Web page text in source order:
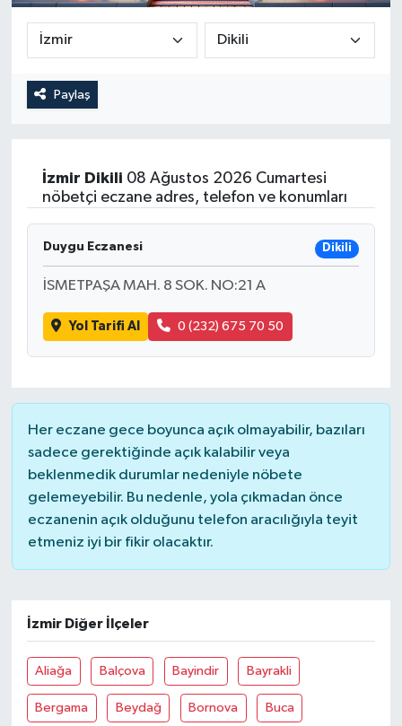
Paylaş
İzmir Dikili 08 Ağustos 2026 Cumartesi
nöbetçi eczane adres, telefon ve konumları
Duygu Eczanesi Dikili
İSMETPAŞA MAH. 8 SOK. NO:21 A
Yol Tarifi Al 0 (232) 675 70 50
Her eczane gece boyunca açık olmayabilir, bazıları
sadece gerektiğinde açık kalabilir veya
beklenmedik durumlar nedeniyle nöbete
gelemeyebilir. Bu nedenle, yola çıkmadan önce
eczanenin açık olduğunu telefon aracılığıyla teyit
etmeniz iyi bir fikir olacaktır.
İzmir Diğer İlçeler
Aliağa Balçova Bayindir Bayrakli
Bergama Beydağ Bornova Buca
Güncel
Kültür & Sanat
Resmi İlan